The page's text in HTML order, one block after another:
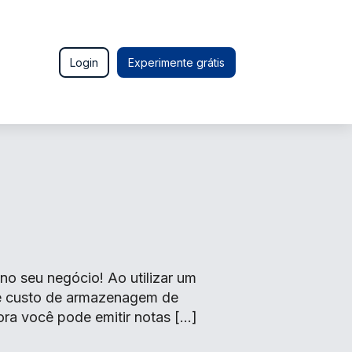
Login Experimente grátis
seu negócio! Ao utilizar um
de armazenagem de
você pode emitir notas […]